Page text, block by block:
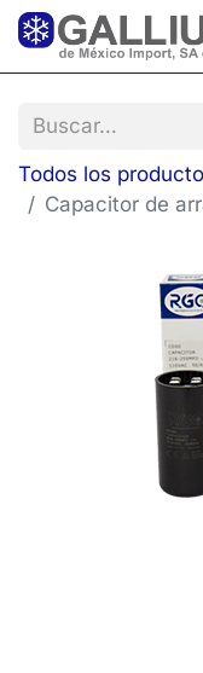
Todos los
Capacitor de